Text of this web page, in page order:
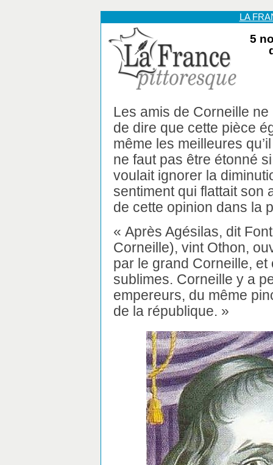
LA
5
Les amis de Corneille
de dire que cette pièce
même les meilleures
ne faut pas être étonné
voulait ignorer la
sentiment qui flattait son
de cette opinion dans la
« Après Agésilas, dit
Corneille), vint Othon,
par le grand Corneille,
sublimes. Corneille y a
empereurs, du même
de la république. »